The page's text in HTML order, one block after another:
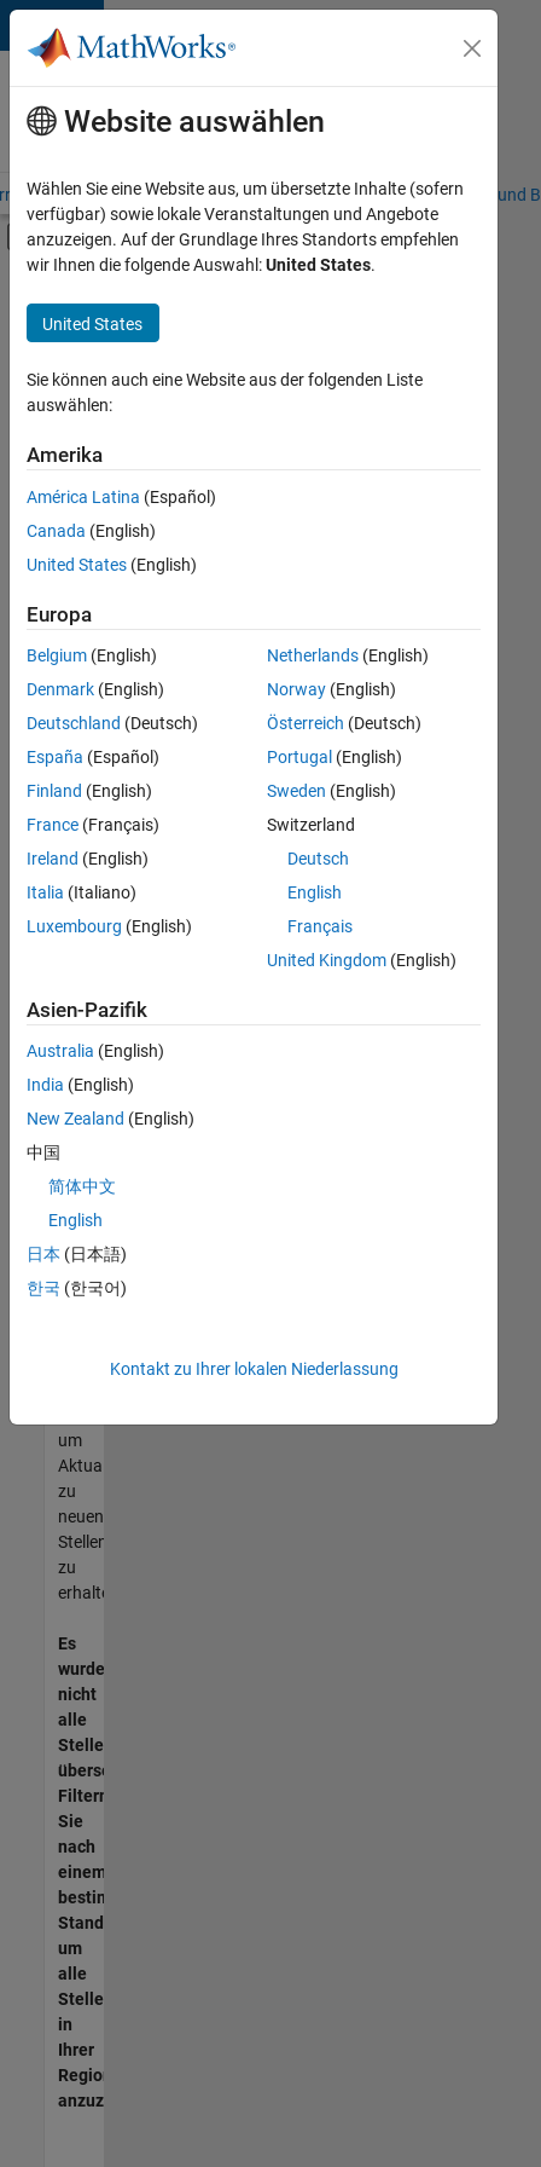
Weiter zum Inhalt
Karriere
bei
MathWorks
– Übersicht Stellensuche Niederlassungen Studierende und
Umschaltung für Off-Canvas-
Hauptinhalt
Advanced Support
Product Development
Program Management
Web Applications and Services
+3
Derzeit
es
keine
offenen
Stellen,
Ihren
Suchkriterien
entsprechen.
können
die
Suchkriterien
weiter
fassen
oder
alle
Stellenangebote
anzeigen .
noch
keine
offenen
Stellen
können,
die
Ihren
entsprechen,
werden
unseres
um
Aktualisierungen
zu
neuen
Stellenangeboten
zu
erhalten.
Es
wurden
nicht
alle
Stellen
übersetzt.
Filtern
Sie
nach
einem
bestimmten
Standort,
um
alle
Stellenangebote
in
Ihrer
Region
anzuzeigen.
Website auswählen
Wählen Sie eine Website aus, um übersetzte Inhalte (sofern
verfügbar) sowie lokale Veranstaltungen und Angebote
anzuzeigen. Auf der Grundlage Ihres Standorts empfehlen
wir Ihnen die folgende Auswahl:United States.
United States
Sie können auch eine Website aus der folgenden Liste
auswählen:
Amerika
América Latina (Español)
Canada (English)
United States (English)
Europa
Belgium (English)
Denmark (English)
Deutschland (Deutsch)
España (Español)
Finland (English)
France (Français)
Ireland (English)
Italia (Italiano)
Luxembourg (English)
Netherlands(English)
Norway(English)
Österreich (Deutsch)
Portugal (English)
Sweden (English)
Switzerland
Deutsch
English
Français
United Kingdom(English)
Asien-Pazifik
Australia (English)
India (English)
New Zealand (English)
中国
简体中文
English
日本 (日本語)
한국 (한국어)
Kontakt zu Ihrer lokalen Niederlassung